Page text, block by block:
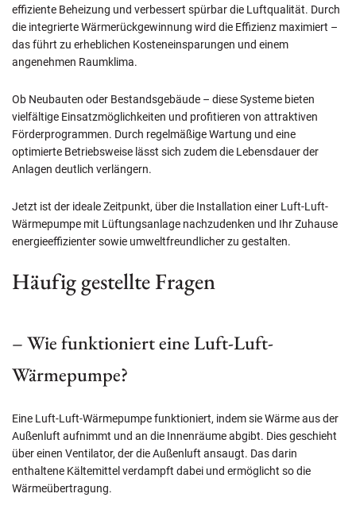
effiziente Beheizung und verbessert spürbar die Luftqualität. Durch
die integrierte Wärmerückgewinnung wird die Effizienz maximiert –
das führt zu erheblichen Kosteneinsparungen und einem
angenehmen Raumklima.
Ob Neubauten oder Bestandsgebäude – diese Systeme bieten
vielfältige Einsatzmöglichkeiten und profitieren von attraktiven
Förderprogrammen. Durch regelmäßige Wartung und eine
optimierte Betriebsweise lässt sich zudem die Lebensdauer der
Anlagen deutlich verlängern.
Jetzt ist der ideale Zeitpunkt, über die Installation einer Luft-Luft-
Wärmepumpe mit Lüftungsanlage nachzudenken und Ihr Zuhause
energieeffizienter sowie umweltfreundlicher zu gestalten.
Häufig gestellte Fragen
– Wie funktioniert eine Luft-Luft-
Wärmepumpe?
Eine Luft-Luft-Wärmepumpe funktioniert, indem sie Wärme aus der
Außenluft aufnimmt und an die Innenräume abgibt. Dies geschieht
über einen Ventilator, der die Außenluft ansaugt. Das darin
enthaltene Kältemittel verdampft dabei und ermöglicht so die
Wärmeübertragung.